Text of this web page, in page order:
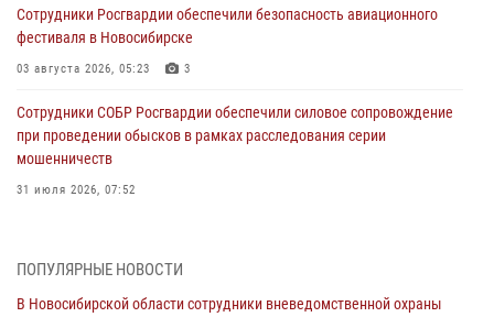
Сотрудники Росгвардии обеспечили безопасность авиационного
фестиваля в Новосибирске
03 августа 2026, 05:23 3
Сотрудники СОБР Росгвардии обеспечили силовое сопровождение
при проведении обысков в рамках расследования серии
мошенничеств
31 июля 2026, 07:52
ПОПУЛЯРНЫЕ НОВОСТИ
В Новосибирской области сотрудники вневедомственной охраны